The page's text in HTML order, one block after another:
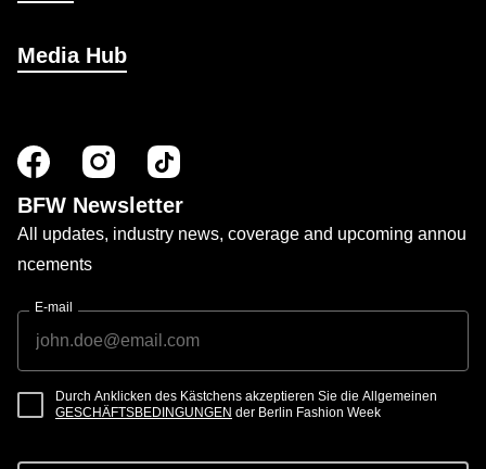
Media Hub
BFW Newsletter
All updates, industry news, coverage and upcoming annou
ncements
E-mail
Durch Anklicken des Kästchens akzeptieren Sie die Allgemeinen
GESCHÄFTSBEDINGUNGEN der Berlin Fashion Week